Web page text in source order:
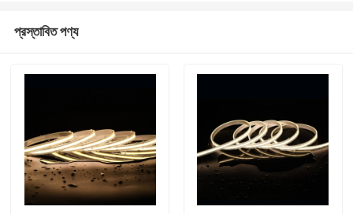
প্রস্তাবিত পণ্য